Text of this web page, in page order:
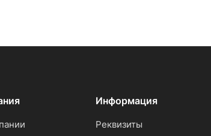
Информация
Реквизиты